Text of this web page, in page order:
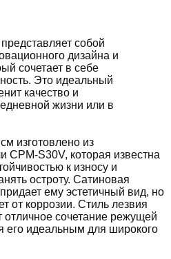
собой
дизайна и
сочетает в себе
Это идеальный
качество и
жизни или в
изготовлено из
CPM-S30V, которая известна
к износу и
остроту. Сатиновая
ему эстетичный вид, но
от коррозии. Стиль лезвия
отличное сочетание режущей
его идеальным для широкого